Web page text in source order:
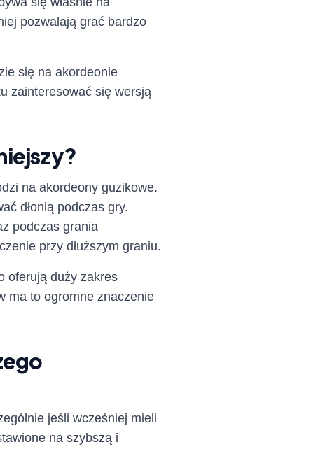
pozwalają grać bardzo
się na akordeonie
zainteresować się wersją
na akordeony guzikowe.
dłonią podczas gry.
podczas grania
przy dłuższym graniu.
oferują duży zakres
ma to ogromne znaczenie
jeśli wcześniej mieli
na szybszą i